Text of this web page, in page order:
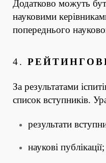
Додатково можуть
науковими
попереднього
4.
За результатами
список вступників.
результати
наукові публікації;